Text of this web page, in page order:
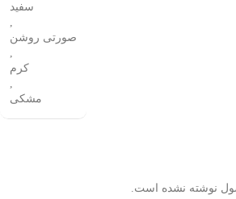
سفید
,
صورتی روشن
,
کرم
,
مشکی
نوشته نشده است.